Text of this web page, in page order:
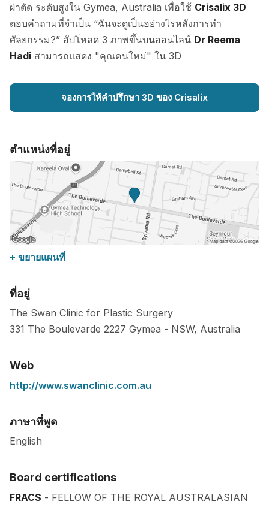
ผ่าตัด ระดับสูงใน Gymea, Australia เพื่อใช้ Crisalix 3D
ตอบคำถามที่จำเป็น “ฉันจะดูเป็นอย่างไรหลังการทำ
ศัลยกรรม?” อัปโหลด 3 ภาพขึ้นบนออนไลน์ Dr Reema
Hadi สามารถแสดง "คุณคนใหม่" ใน 3D
จองการให้คำปรึกษา 3D ของ Crisalix
ตำแหน่งที่อยู่
+ ขยายแผนที่
ที่อยู่
The Swan Clinic for Plastic Surgery
331 The Boulevarde 2227 Gymea - NSW, Australia
Web
http://www.swanclinic.com.au
ภาษาที่พูด
English
Board certifications
FRACS - FELLOW OF THE ROYAL AUSTRALASIAN